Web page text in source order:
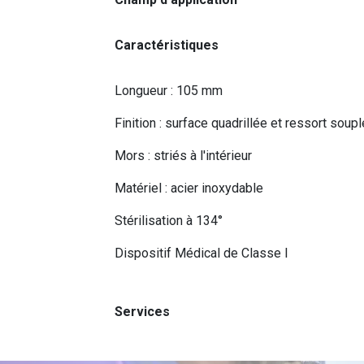
Caractéristiques
Longueur : 105 mm
Finition : surface quadrillée et ressort
Mors : striés à l'intérieur
Matériel : acier inoxydable
Stérilisation à 134°
Dispositif Médical de Classe I
Services